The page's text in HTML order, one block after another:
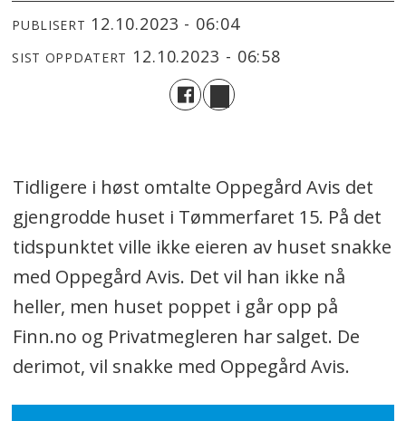
PUBLISERT 12.10.2023 - 06:04
SIST OPPDATERT 12.10.2023 - 06:58
Tidligere i høst omtalte Oppegård Avis det
gjengrodde huset i Tømmerfaret 15. På det
tidspunktet ville ikke eieren av huset snakke
med Oppegård Avis. Det vil han ikke nå
heller, men huset poppet i går opp på
Finn.no og Privatmegleren har salget. De
derimot, vil snakke med Oppegård Avis.